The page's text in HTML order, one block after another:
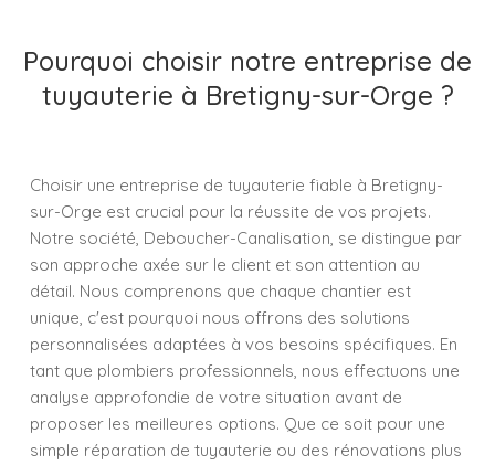
Pourquoi choisir notre entreprise de
tuyauterie à Bretigny-sur-Orge ?
Choisir une entreprise de tuyauterie fiable à Bretigny-
sur-Orge est crucial pour la réussite de vos projets.
Notre société, Deboucher-Canalisation, se distingue par
son approche axée sur le client et son attention au
détail. Nous comprenons que chaque chantier est
unique, c'est pourquoi nous offrons des solutions
personnalisées adaptées à vos besoins spécifiques. En
tant que plombiers professionnels, nous effectuons une
analyse approfondie de votre situation avant de
proposer les meilleures options. Que ce soit pour une
simple réparation de tuyauterie ou des rénovations plus